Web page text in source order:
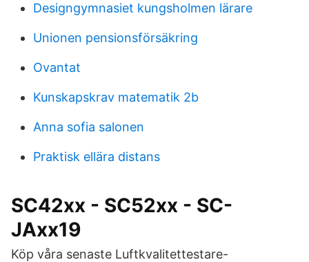
Designgymnasiet kungsholmen lärare
Unionen pensionsförsäkring
Ovantat
Kunskapskrav matematik 2b
Anna sofia salonen
Praktisk ellära distans
SC42xx - SC52xx - SC-
JAxx19
Köp våra senaste Luftkvalitettestare-